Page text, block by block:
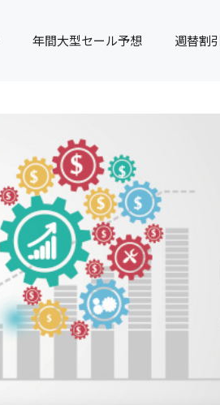
年間大型セール予想 週替割